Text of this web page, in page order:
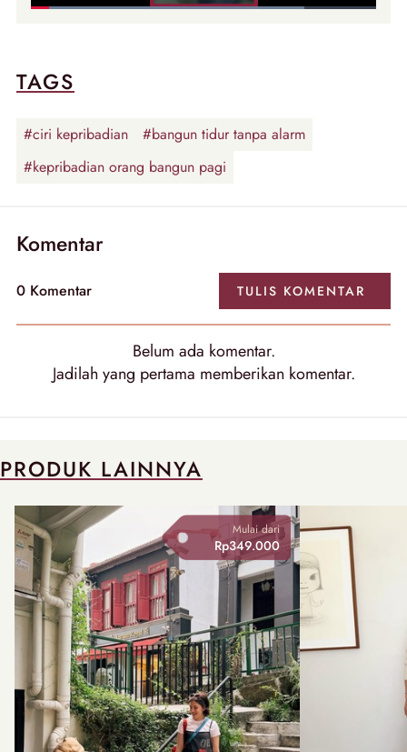
TAGS
#ciri kepribadian
#bangun tidur tanpa alarm
#kepribadian orang bangun pagi
Komentar
0 Komentar TULIS KOMENTAR
Belum ada komentar.
Jadilah yang pertama memberikan komentar.
PRODUK LAINNYA
Mulai dari
Rp349.000